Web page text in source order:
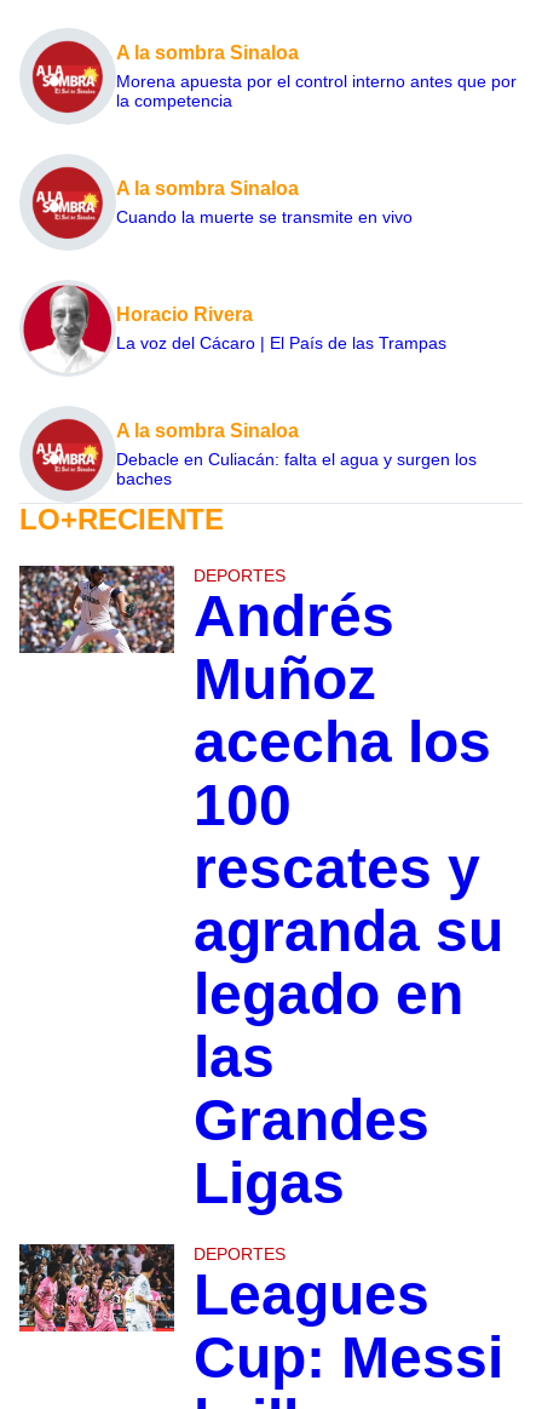
A la sombra Sinaloa
Morena apuesta por el control interno antes que por
la competencia
A la sombra Sinaloa
Cuando la muerte se transmite en vivo
Horacio Rivera
La voz del Cácaro | El País de las Trampas
A la sombra Sinaloa
Debacle en Culiacán: falta el agua y surgen los
baches
LO+RECIENTE
DEPORTES
Andrés
Muñoz
acecha los
100
rescates y
agranda su
legado en
las
Grandes
Ligas
DEPORTES
Leagues
Cup: Messi